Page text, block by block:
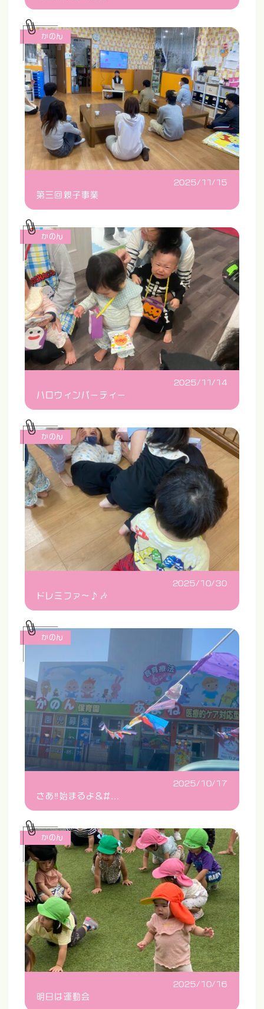
2025/11/15
第三回親子事業
かのん
2025/11/14
ハロウィンパーティー
かのん
2025/10/30
ドレミファ〜♪🎶
かのん
2025/10/17
さあ‼️始まるよ&#...
かのん
2025/10/16
明日は運動会
かのん